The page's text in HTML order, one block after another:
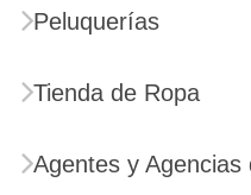
Peluquerías
Tienda de Ropa
Agentes y Agencias